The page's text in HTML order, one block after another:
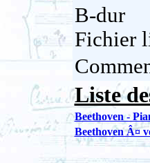
B-dur
Fichier
Liste
Beethoven -
Beethoven Â¤